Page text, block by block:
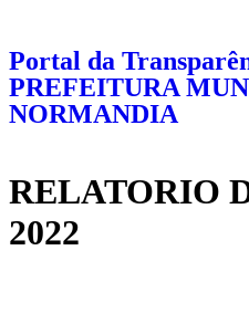
Portal da
PREFEITURA
NORMANDIA
RELATORIO
2022